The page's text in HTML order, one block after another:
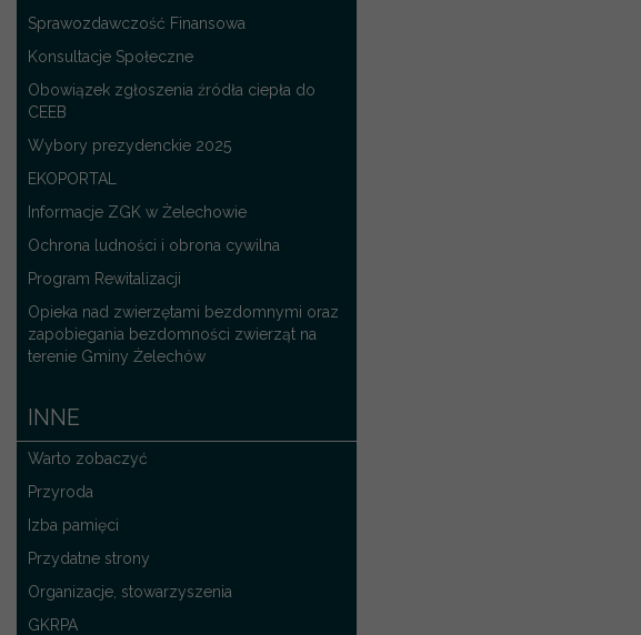
Sprawozdawczość Finansowa
Konsultacje Społeczne
Obowiązek zgłoszenia źródła ciepła do
CEEB
Wybory prezydenckie 2025
EKOPORTAL
Informacje ZGK w Żelechowie
Ochrona ludności i obrona cywilna
Program Rewitalizacji
Opieka nad zwierzętami bezdomnymi oraz
zapobiegania bezdomności zwierząt na
terenie Gminy Żelechów
INNE
Warto zobaczyć
Przyroda
Izba pamięci
Przydatne strony
Organizacje, stowarzyszenia
GKRPA